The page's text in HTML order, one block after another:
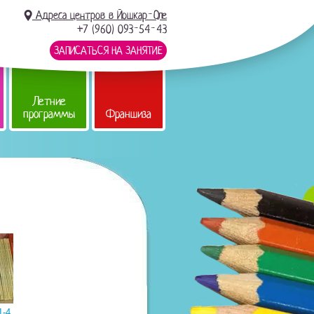
Адреса центров в Йошкар-Оле
+7 (960) 093-54-43
ЗАПИСАТЬСЯ НА ЗАНЯТИЕ
Летние
программы Франшиза